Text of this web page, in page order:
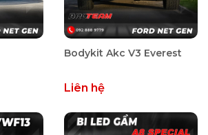
Bodykit Akc V3 Everest
Liên hệ